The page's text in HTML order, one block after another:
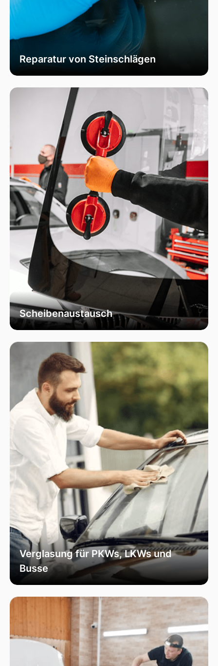
Reparatur von Steinschlägen
Sicherheit Ihrer Fahrzeugscheibe zu
gewährleisten. Vermeiden Sie größere Risse und
Schäden durch unser spezialisiertes Verfahren,
das die Integrität Ihrer Scheibe effektiv
wiederherstellt.
Scheibenaustausch
Bei uns erhalten Sie einen fachgerechten
Fahrzeugscheiben. Wir verwenden
ausschließlich hochwertiges Autoglas, das
speziell für Ihr Fahrzeugmodell geeignet ist, um
optimale Sicht und Sicherheit zu garantieren.
Verglasung für PKWs, LKWs und
Busse
Unsere Verglasungsdienste umfassen alle
Lastkraftwagen bis hin zu Bussen. Wir sorgen
für eine fachmännische Installation und hohe
Qualität, um die Sicherheit und Funktionalität
Ihres Fahrzeugs zu erhöhen.